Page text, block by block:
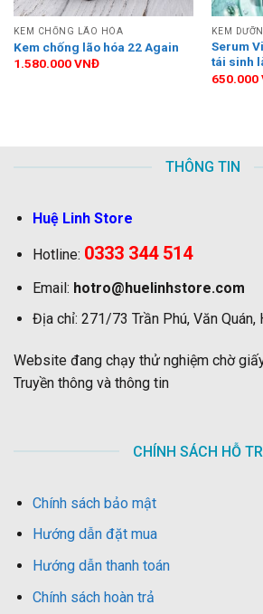
KEM CHỐNG LÃO HÓA
Kem chống lão hóa 22 Again
1.580.000VNĐ
KEM
Serum
tái sinh
650.000
THÔNG TIN
Huệ Linh Store
Hotline: 0333 344 514
Email: hotro@huelinhstore.com
Địa chỉ: 271/73 Trần Phú, Văn Quán,
Website đang chạy thử nghiệm chờ
Truyền thông và thông tin
CHÍNH SÁCH HỖ
Chính sách bảo mật
Hướng dẫn đặt mua
Hướng dẫn thanh toán
Chính sách hoàn trả